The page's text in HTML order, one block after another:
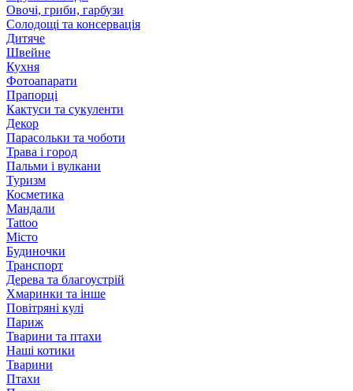
Овочі, гриби, гарбузи
Солодощі та консервація
Дитяче
Швейне
Кухня
Фотоапарати
Прапорці
Кактуси та сукуленти
Декор
Парасольки та чоботи
Трава і город
Пальми і вулкани
Туризм
Косметика
Мандали
Tattoo
Місто
Будиночки
Транспорт
Дерева та благоустрій
Хмаринки та інше
Повітряні кулі
Париж
Тварини та птахи
Наші котики
Тварини
Птахи